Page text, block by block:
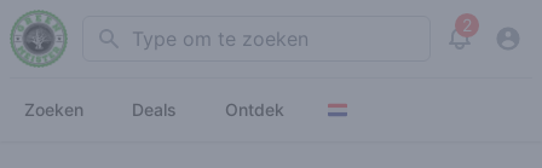
Search 2
View
Zoeken Deals Ontdek